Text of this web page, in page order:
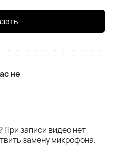
не
записи видео нет
замену микрофона.